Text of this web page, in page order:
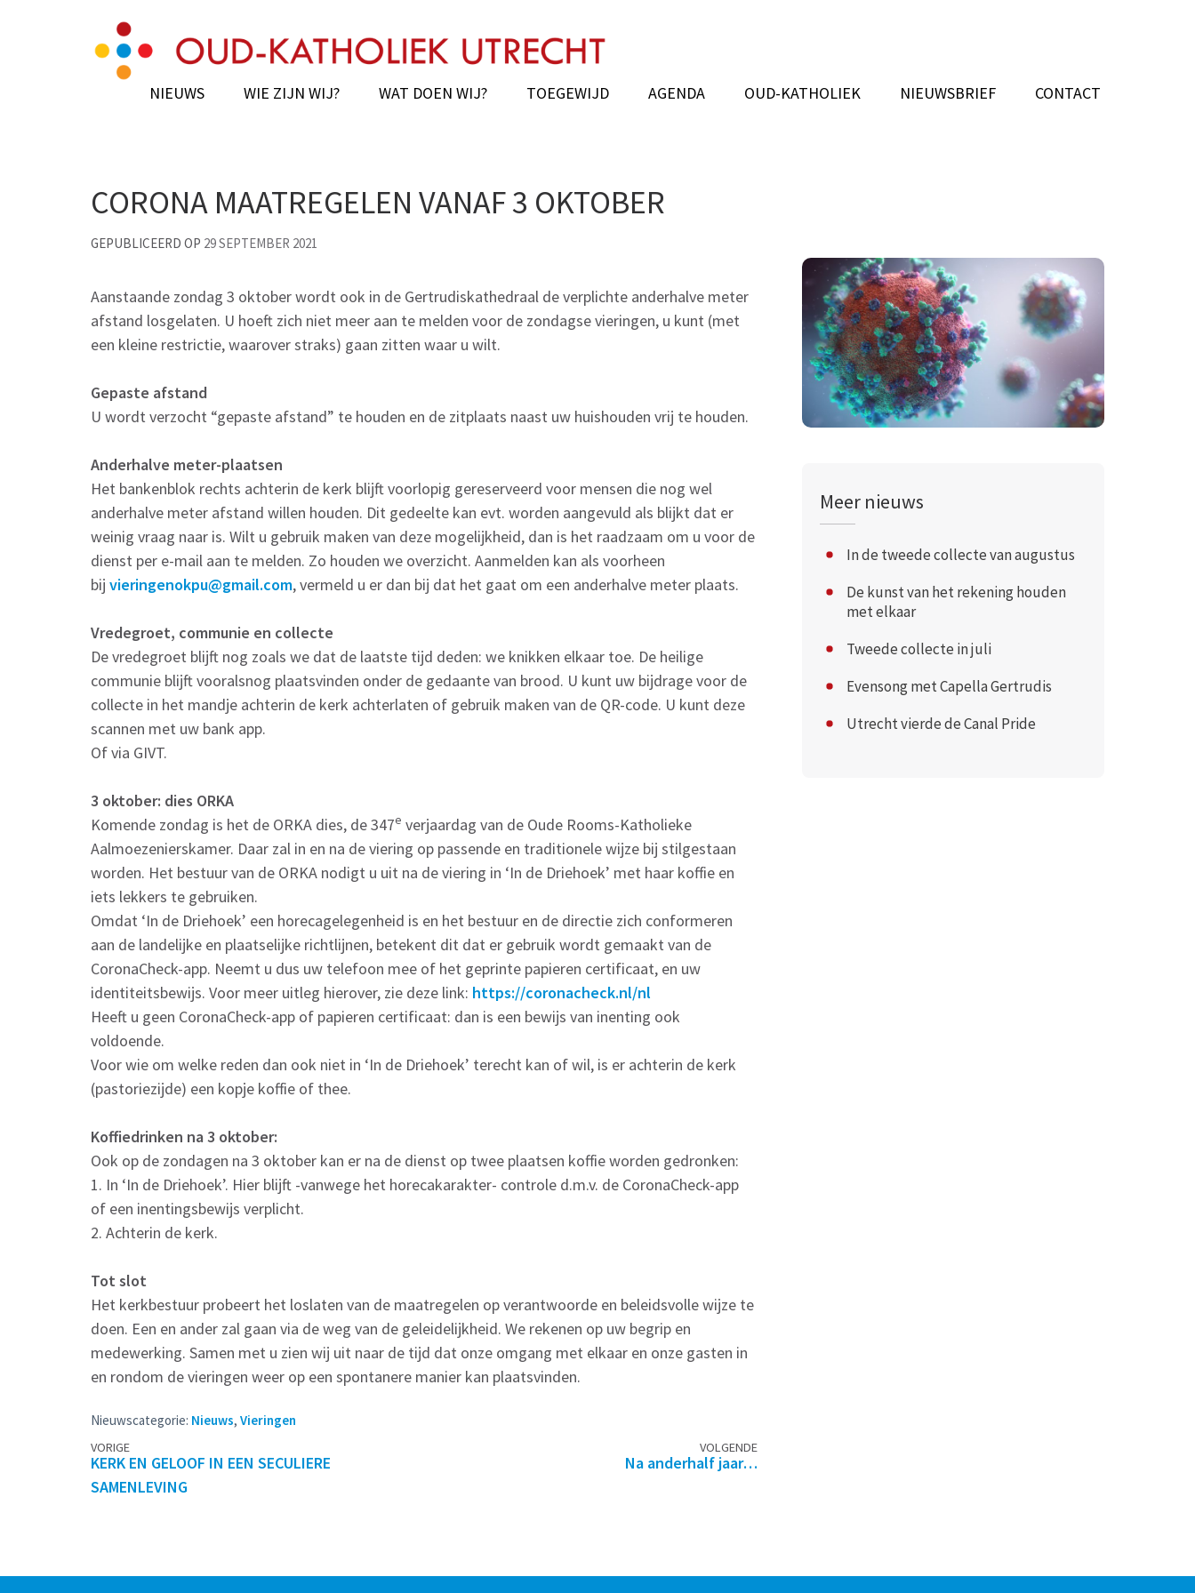
Oud-Katholieke Parochie van Utrecht
NIEUWS WIE ZIJN WIJ? WAT DOEN WIJ? TOEGEWIJD AGENDA OUD-KATHOLIEK NIEUWSBRIEF CONTACT
CORONA MAATREGELEN VANAF 3 OKTOBER
GEPUBLICEERD OP 29 SEPTEMBER 2021
Aanstaande zondag 3 oktober wordt ook in de Gertrudiskathedraal de verplichte anderhalve meter
afstand losgelaten. U hoeft zich niet meer aan te melden voor de zondagse vieringen, u kunt (met
een kleine restrictie, waarover straks) gaan zitten waar u wilt.
Gepaste afstand
U wordt verzocht “gepaste afstand” te houden en de zitplaats naast uw huishouden vrij te houden.
Anderhalve meter-plaatsen
Het bankenblok rechts achterin de kerk blijft voorlopig gereserveerd voor mensen die nog wel
anderhalve meter afstand willen houden. Dit gedeelte kan evt. worden aangevuld als blijkt dat er
weinig vraag naar is. Wilt u gebruik maken van deze mogelijkheid, dan is het raadzaam om u voor de
dienst per e-mail aan te melden. Zo houden we overzicht. Aanmelden kan als voorheen
bij vieringenokpu@gmail.com, vermeld u er dan bij dat het gaat om een anderhalve meter plaats.
Vredegroet, communie en collecte
De vredegroet blijft nog zoals we dat de laatste tijd deden: we knikken elkaar toe. De heilige
communie blijft vooralsnog plaatsvinden onder de gedaante van brood. U kunt uw bijdrage voor de
collecte in het mandje achterin de kerk achterlaten of gebruik maken van de QR-code. U kunt deze
scannen met uw bank app.
Of via GIVT.
3 oktober: dies ORKA
Komende zondag is het de ORKA dies, de 347e verjaardag van de Oude Rooms-Katholieke
Aalmoezenierskamer. Daar zal in en na de viering op passende en traditionele wijze bij stilgestaan
worden. Het bestuur van de ORKA nodigt u uit na de viering in ‘In de Driehoek’ met haar koffie en
iets lekkers te gebruiken.
Omdat ‘In de Driehoek’ een horecagelegenheid is en het bestuur en de directie zich conformeren
aan de landelijke en plaatselijke richtlijnen, betekent dit dat er gebruik wordt gemaakt van de
CoronaCheck-app. Neemt u dus uw telefoon mee of het geprinte papieren certificaat, en uw
identiteitsbewijs. Voor meer uitleg hierover, zie deze link: https://coronacheck.nl/nl
Heeft u geen CoronaCheck-app of papieren certificaat: dan is een bewijs van inenting ook
voldoende.
Voor wie om welke reden dan ook niet in ‘In de Driehoek’ terecht kan of wil, is er achterin de kerk
(pastoriezijde) een kopje koffie of thee.
Koffiedrinken na 3 oktober:
Ook op de zondagen na 3 oktober kan er na de dienst op twee plaatsen koffie worden gedronken:
1. In ‘In de Driehoek’. Hier blijft -vanwege het horecakarakter- controle d.m.v. de CoronaCheck-app
of een inentingsbewijs verplicht.
2. Achterin de kerk.
Tot slot
Het kerkbestuur probeert het loslaten van de maatregelen op verantwoorde en beleidsvolle wijze te
doen. Een en ander zal gaan via de weg van de geleidelijkheid. We rekenen op uw begrip en
medewerking. Samen met u zien wij uit naar de tijd dat onze omgang met elkaar en onze gasten in
en rondom de vieringen weer op een spontanere manier kan plaatsvinden.
Nieuwscategorie: Nieuws, Vieringen
Berichtennavigatie
VORIGE
KERK EN GELOOF IN EEN SECULIERE
SAMENLEVING
VOLGENDE
Na anderhalf jaar…
Meer nieuws
In de tweede collecte van augustus
De kunst van het rekening houden
met elkaar
Tweede collecte in juli
Evensong met Capella Gertrudis
Utrecht vierde de Canal Pride